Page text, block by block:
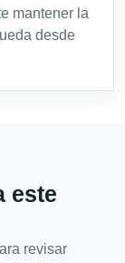
mantener la
desde
este
revisar